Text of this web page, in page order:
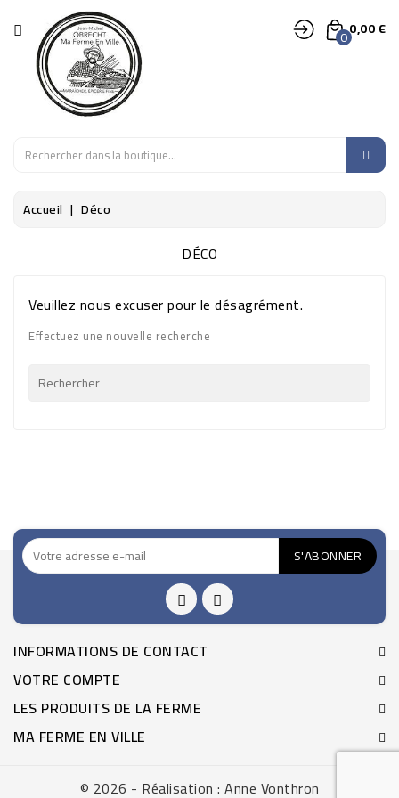
CATÉGORIE
LÉGUMES
DÉCO
00,00 €
Accueil Déco
DÉCO
Veuillez nous excuser pour le désagrément.
Effectuez une nouvelle recherche
INFORMATIONS DE CONTACT
VOTRE COMPTE
LES PRODUITS DE LA FERME
MA FERME EN VILLE
© 2026 - Réalisation : Anne Vonthron